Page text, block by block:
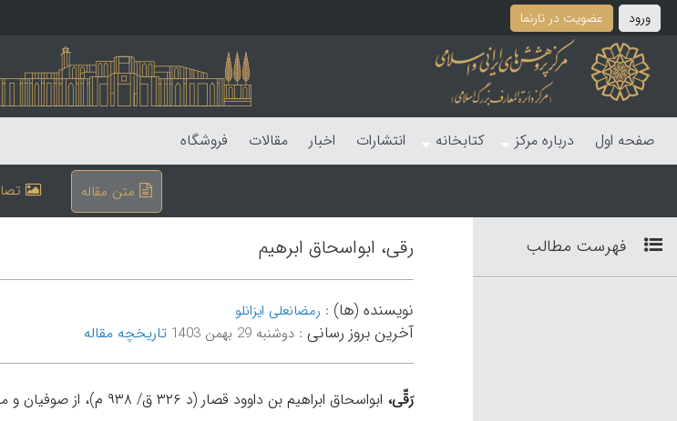
ورود عضویت در تارنما
صفحه اول درباره مرکز کتابخانه انتشارات اخبار مقالات فروشگاه
متن مقاله
فهرست مطالب رقی، ابواسحاق ابرهیم
نویسنده (ها) : رمضانعلی ایزانلو
آخرین بروز رسانی :دوشنبه 29 بهمن 1403 تاریخچه مقاله
رَقّی، ابواسحاق ابراهیم بن داوود قصار (د ۳۲۶ ق/ ۹۳۸ م)، از صوفیان و مشایخ بزرگ شام.